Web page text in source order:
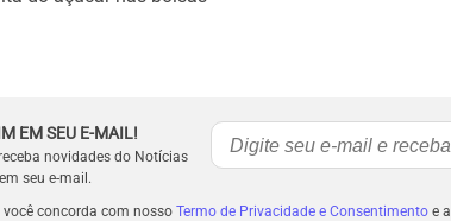
EM SEU E-MAIL!
novidades do Notícias
seu e-mail.
concorda com nosso Termo de Privacidade e Consentimentoe a